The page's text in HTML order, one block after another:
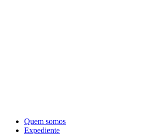
Quem somos
Expediente